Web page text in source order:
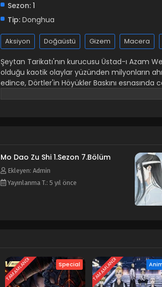
Sezon: 1
Tip: Donghua
Aksiyon Doğaüstü Gizem Macera
Şeytan Tarikatı'nın kurucusu Üstad-ı Azam
olduğu kaotik olaylar yüzünden milyonların
edince, Dörtler'in Höyükler Baskını
reenkarnasyon ritüelleri sonuçsuz kalmasına
Mo Dao Zu Shi 1.Sezon 7.Bölüm
Ekleyen: Admin
Yayınlanma T.: 5 yıl önce
TAMAMLANDI Special TAMAMLANDI